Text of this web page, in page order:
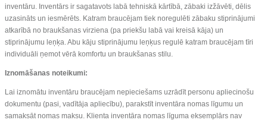
inventāru. Inventārs ir sagatavots labā tehniskā kārtībā, zābaki izžāvēti, dēlis
uzasināts un iesmērēts. Katram braucējam tiek noregulēti zābaku stiprinājumi
atkarībā no braukšanas virziena (pa priekšu labā vai kreisā kāja) un
stiprinājumu leņķa. Abu kāju stiprinājumu leņķus regulē katram braucējam tīri
individuāli ņemot vērā komfortu un braukšanas stilu.
Iznomāšanas noteikumi:
Lai iznomātu inventāru braucējam nepieciešams uzrādīt personu apliecinošu
dokumentu (pasi, vadītāja apliecību), parakstīt inventāra nomas līgumu un
samaksāt nomas maksu. Klienta inventāra nomas līguma eksemplārs nav